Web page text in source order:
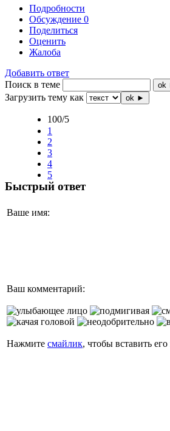
Подробности
Обсуждение 0
Поделиться
Оценить
Жалоба
Добавить ответ
Поиск в теме
ok
Загрузить тему как ok ►
100/5
1
2
3
4
5
Быстрый ответ
Ваше имя:
Ваш комментарий:
Нажмите смайлик, чтобы вставить